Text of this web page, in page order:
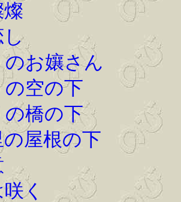
し
のお孃さん
の空の下
の橋の下
の屋根の下
く